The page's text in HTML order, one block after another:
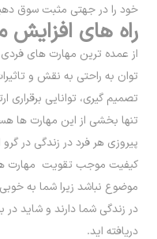
خود را در جهتی مثبت سوق
راه های
از عمده ترین مهارت های
توان به راحتی به نقش و
تصمیم گیری، توانایی برقراری
تنها بخشی از این مهارت ها
پیروزی هر فرد در زندگی در
کیفیت موجب تقویت مهارت
موضوع نباشد زیرا شما به
در زندگی شما دارند و شاید در
دریافته اید.